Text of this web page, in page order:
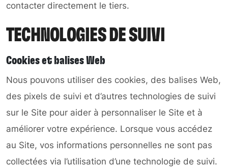
contacter directement le tiers.
TECHNOLOGIES DE SUIVI
Cookies et balises Web
Nous pouvons utiliser des cookies, des balises Web,
des pixels de suivi et d’autres technologies de suivi
sur le Site pour aider à personnaliser le Site et à
améliorer votre expérience. Lorsque vous accédez
au Site, vos informations personnelles ne sont pas
collectées via l’utilisation d’une technologie de suivi.